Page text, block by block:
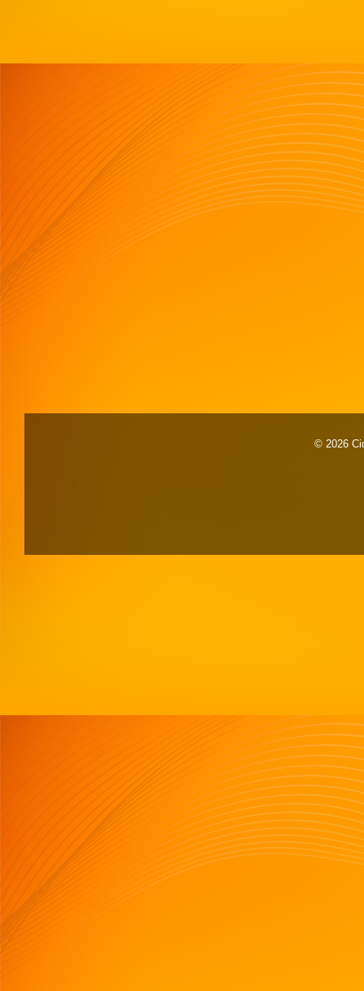
© 2026